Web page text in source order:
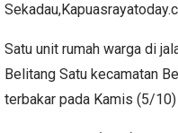
Satu unit rumah warga di
Belitang Satu kecamatan
terbakar pada Kamis (5/